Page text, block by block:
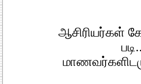
ஆசிரியர்கள்